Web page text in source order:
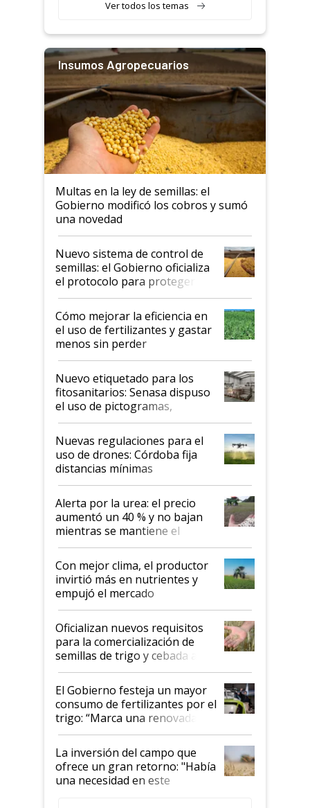
Ver todos los temas
Insumos Agropecuarios
Multas en la ley de semillas: el
Gobierno modificó los cobros y sumó
una novedad
Nuevo sistema de control de
semillas: el Gobierno oficializa
el protocolo para proteger la
propiedad intelectual
Cómo mejorar la eficiencia en
el uso de fertilizantes y gastar
menos sin perder
productividad en la campaña
fina
Nuevo etiquetado para los
fitosanitarios: Senasa dispuso
el uso de pictogramas,
palabras de advertencia e
indicaciones
Nuevas regulaciones para el
uso de drones: Córdoba fija
distancias mínimas
Alerta por la urea: el precio
aumentó un 40 % y no bajan
mientras se mantiene el
conflicto en Medio Oriente
Con mejor clima, el productor
invirtió más en nutrientes y
empujó el mercado
Oficializan nuevos requisitos
para la comercialización de
semillas de trigo y cebada a
granel
El Gobierno festeja un mayor
consumo de fertilizantes por el
trigo: “Marca una renovada
confianza de los productores”
La inversión del campo que
ofrece un gran retorno: "Había
una necesidad en este